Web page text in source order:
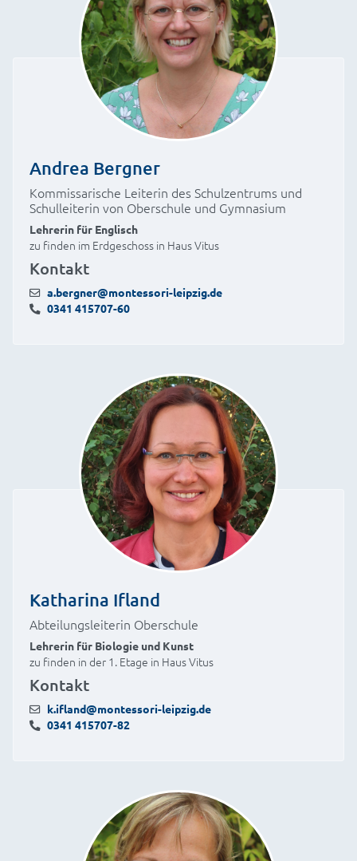
Andrea Bergner
Kommissarische Leiterin des Schulzentrums und
Schulleiterin von Oberschule und Gymnasium
Lehrerin für Englisch
zu finden im Erdgeschoss in Haus Vitus
Kontakt
a.bergner@montessori-leipzig.de
0341 415707-60
Katharina Ifland
Abteilungsleiterin Oberschule
Lehrerin für Biologie und Kunst
zu finden in der 1. Etage in Haus Vitus
Kontakt
k.ifland@montessori-leipzig.de
0341 415707-82